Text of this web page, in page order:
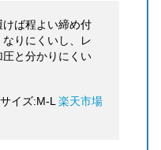
ば程よい締め付
りにくいし、レ
と分かりにくい
サイズ:M-L楽天市場